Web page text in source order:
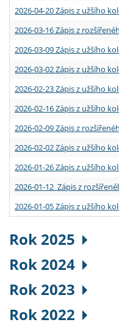
2026-04-20 Zápis z užšího
2026-03-16 Zápis z
2026-03-09 Zápis z užšího
2026-03-02 Zápis z užšího
2026-02-23 Zápis z užšího
2026-02-16 Zápis z užšího
2026-02-09 Zápis z
2026-02-02 Zápis z užšího
2026-01-26 Zápis z užšího
2026-01-12 Zápis z
2026-01-05 Zápis z užšího
Rok 2025
Rok 2024
Rok 2023
Rok 2022